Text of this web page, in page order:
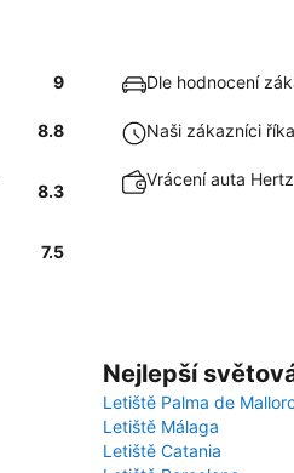
9 Dle hodnocení
8.8 Naši zákazníci
8.3
Vrácení auta
7.5
Nejlepší
Letiště Palma de
Letiště Málaga
Letiště Catania